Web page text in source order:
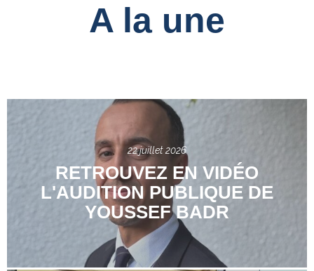
A la une
22 juillet 2026
RETROUVEZ EN VIDÉO
L'AUDITION PUBLIQUE DE
YOUSSEF BADR